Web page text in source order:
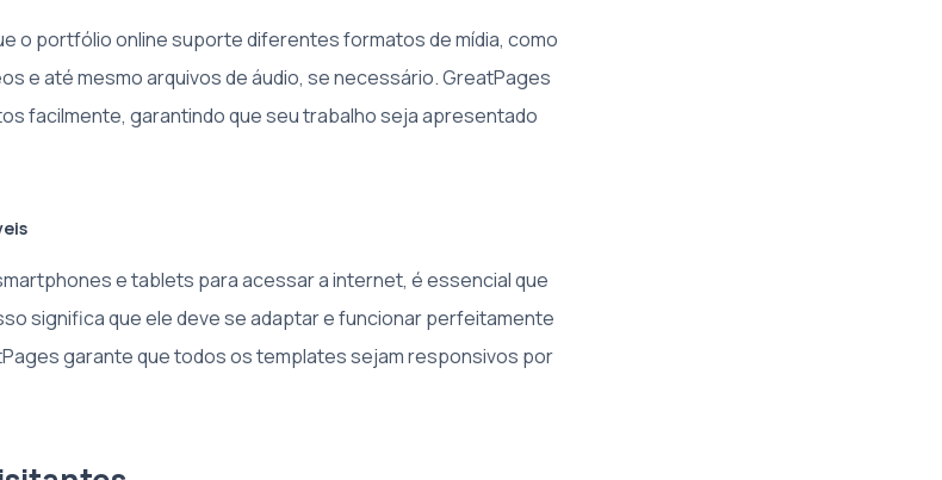
o portfólio online suporte diferentes formatos de mídia, como
e até mesmo arquivos de áudio, se necessário. GreatPages
facilmente, garantindo que seu trabalho seja apresentado
e tablets para acessar a internet, é essencial que
significa que ele deve se adaptar e funcionar perfeitamente
garante que todos os templates sejam responsivos por